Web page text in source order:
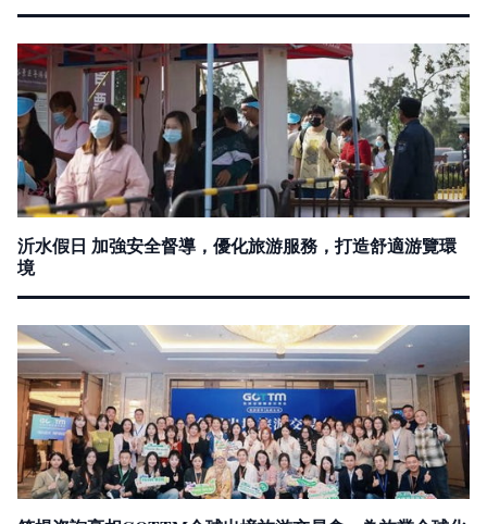
沂水假日 加強安全督導，優化旅游服務，打造舒適游覽環
境